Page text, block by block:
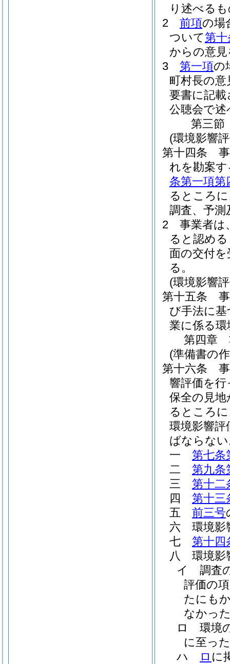
り述べる
2
前項の場
ついて第
からの意
3
第一項の
町村長の
要書に記
公聴会で
第三節
(環境影響
第十四条
れを勘案
条第一項第
るところ
調査、予
2
事業者は
ると認め
面の交付
る。
(環境影響
第十五条
び手法に
業に係る
第四章
(準備書の
第十六条
響評価を
保全の見
るところ
環境影響評
ばならな
一
第七条
二
第九条
三
第十二
四
第十三
五
前三号
六
環境影
七
第十四
八
環境影
イ
調査
評価の
たにも
なかっ
ロ
環境
に至っ
ハ
ロ に